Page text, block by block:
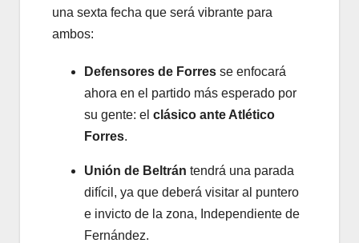
una sexta fecha que será vibrante para
ambos:
Defensores de Forres se enfocará
ahora en el partido más esperado por
su gente: el clásico ante Atlético
Forres.
Unión de Beltrán tendrá una parada
difícil, ya que deberá visitar al puntero
e invicto de la zona, Independiente de
Fernández.